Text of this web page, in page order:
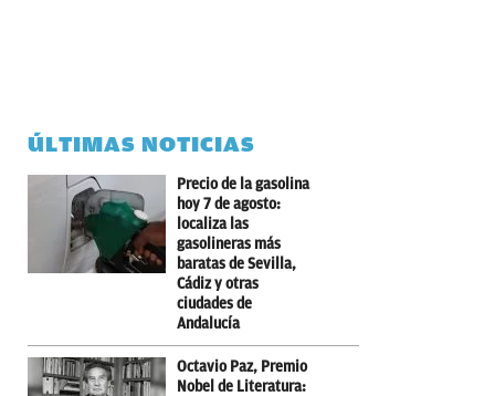
ÚLTIMAS NOTICIAS
Precio de la gasolina
hoy 7 de agosto:
localiza las
gasolineras más
baratas de Sevilla,
Cádiz y otras
ciudades de
Andalucía
Octavio Paz, Premio
Nobel de Literatura: